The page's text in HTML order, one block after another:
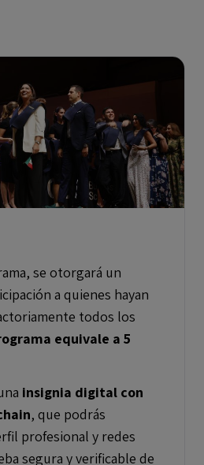
se otorgará un
a quienes hayan
todos los
equivale a 5
insignia digital con
, que podrás
profesional y redes
segura y verificable de